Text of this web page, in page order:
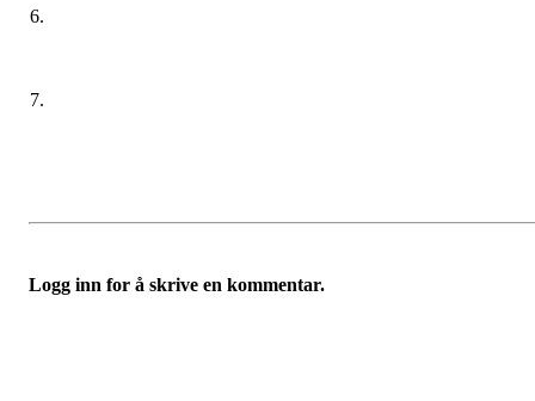
6.
7.
Logg inn for å skrive en kommentar.